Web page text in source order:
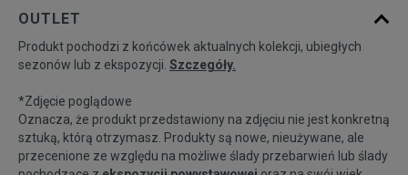
OUTLET
Produkt pochodzi z końcówek aktualnych kolekcji, ubiegłych
sezonów lub z ekspozycji. Szczegóły.
*Zdjęcie poglądowe
Oznacza, że produkt przedstawiony na zdjęciu nie jest konkretną
sztuką, którą otrzymasz. Produkty są nowe, nieużywane, ale
przecenione ze względu na możliwe ślady przebarwień lub ślady